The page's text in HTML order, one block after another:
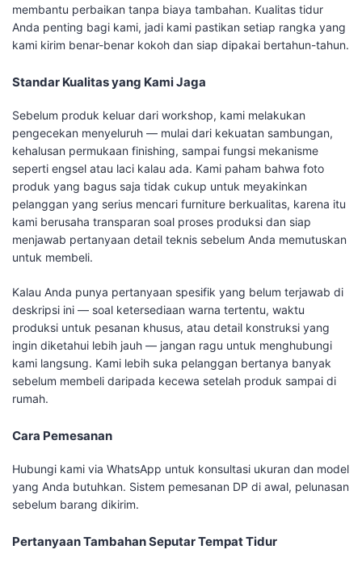
membantu perbaikan tanpa biaya tambahan. Kualitas tidur
Anda penting bagi kami, jadi kami pastikan setiap rangka yang
kami kirim benar-benar kokoh dan siap dipakai bertahun-tahun.
Standar Kualitas yang Kami Jaga
Sebelum produk keluar dari workshop, kami melakukan
pengecekan menyeluruh — mulai dari kekuatan sambungan,
kehalusan permukaan finishing, sampai fungsi mekanisme
seperti engsel atau laci kalau ada. Kami paham bahwa foto
produk yang bagus saja tidak cukup untuk meyakinkan
pelanggan yang serius mencari furniture berkualitas, karena itu
kami berusaha transparan soal proses produksi dan siap
menjawab pertanyaan detail teknis sebelum Anda memutuskan
untuk membeli.
Kalau Anda punya pertanyaan spesifik yang belum terjawab di
deskripsi ini — soal ketersediaan warna tertentu, waktu
produksi untuk pesanan khusus, atau detail konstruksi yang
ingin diketahui lebih jauh — jangan ragu untuk menghubungi
kami langsung. Kami lebih suka pelanggan bertanya banyak
sebelum membeli daripada kecewa setelah produk sampai di
rumah.
Cara Pemesanan
Hubungi kami via WhatsApp untuk konsultasi ukuran dan model
yang Anda butuhkan. Sistem pemesanan DP di awal, pelunasan
sebelum barang dikirim.
Pertanyaan Tambahan Seputar Tempat Tidur